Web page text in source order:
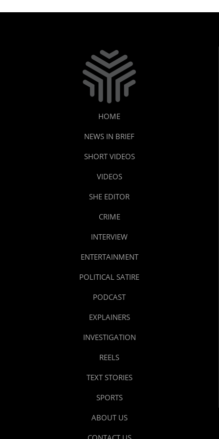
HOME
NEWS IN BRIEF
SHORT VIDEOS
VIDEOS
SHE EDITOR
CRIME
INTERVIEW
ENTERTAINMENT
POLITICAL SATIRE
PODCAST
EXPLAINERS
INVESTIGATION
REELS
TEXT STORIES
SPORTS
ABOUT US